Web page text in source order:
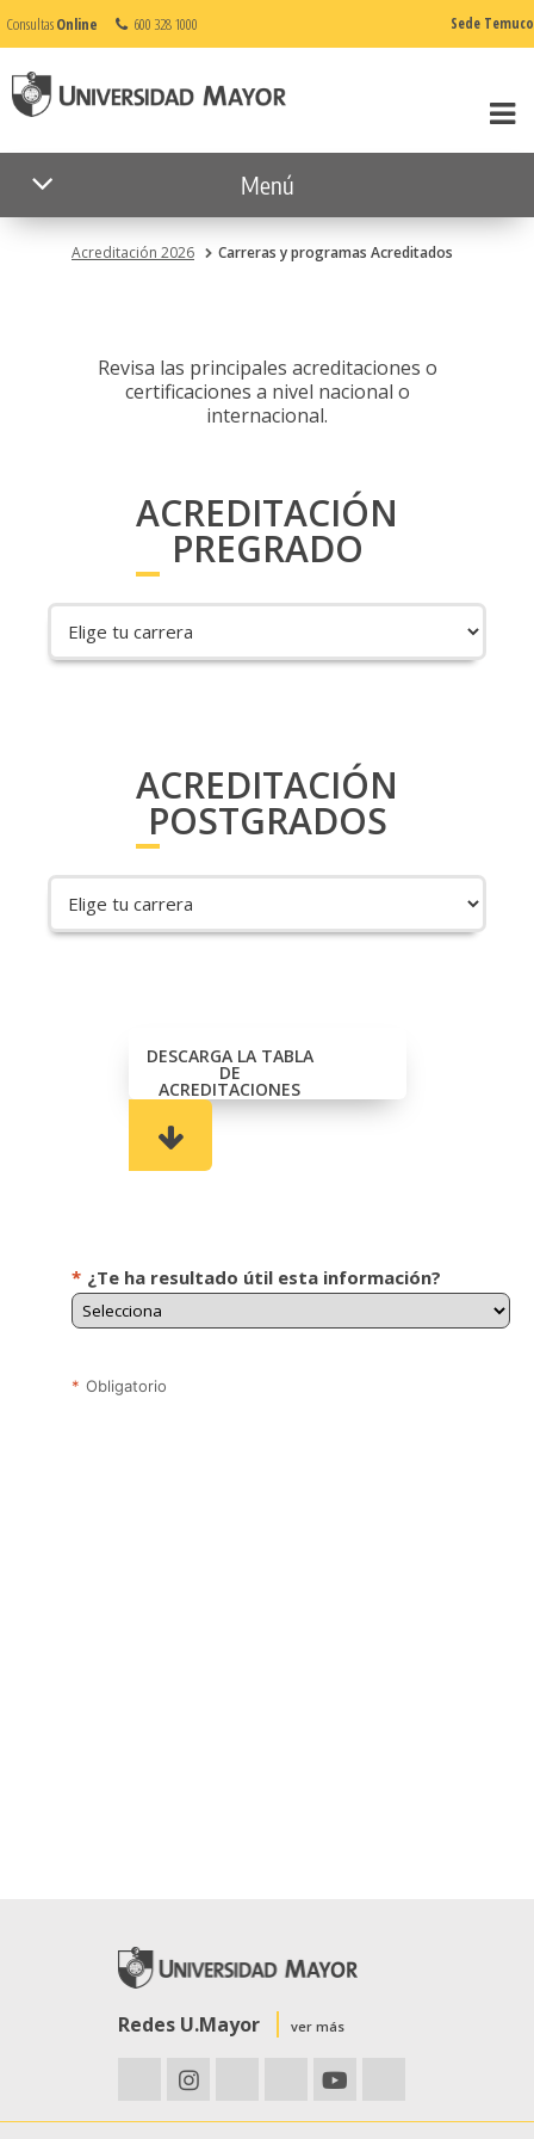
ConsultasOnline 600 328 1000 Sede Temuco
Menú
Acreditación 2026 Carreras y programas Acreditados
Revisa las principales acreditaciones o
certificaciones a nivel nacional o
internacional.
ACREDITACIÓN
PREGRADO
ACREDITACIÓN
POSTGRADOS
DESCARGA LA TABLA
DE
ACREDITACIONES
Redes U.Mayor ver más